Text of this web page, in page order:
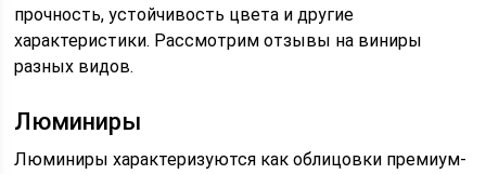
прочность, устойчивость цвета и другие
характеристики. Рассмотрим отзывы на виниры
разных видов.
Люминиры
Люминиры характеризуются как облицовки премиум-